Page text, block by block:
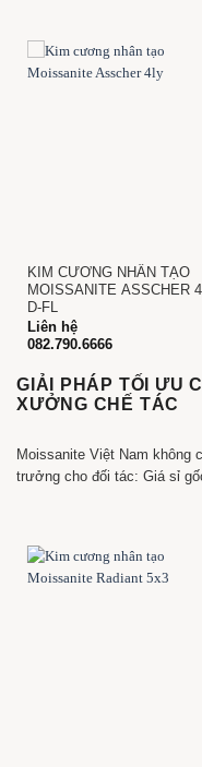
KIM CƯƠNG NHÂN TẠO
MOISSANITE ASSCHER
D-FL
Liên hệ
082.790.6666
GIẢI PHÁP TỐI ƯU
XƯỞNG CHẾ TÁC
Moissanite Việt Nam không